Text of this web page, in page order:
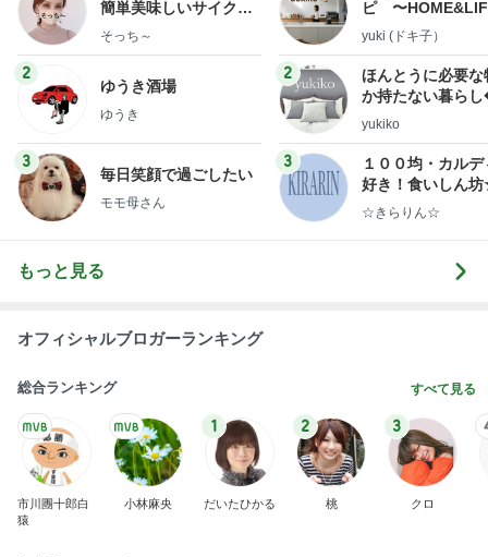
簡単美味しいサイクル
献立
そっち～
2
ゆうき酒場
ゆうき
3
毎日笑顔で過ごしたい
モモ母さん
ピ 〜
yuki (ドキ子）
2
ほんとうに必要な
か持たない暮ら
ep Life Simple◆
yukiko
3
１００均・カルデ
好き！食いしん
らりん☆のブログ
☆きらりん☆
もっと見る
オフィシャルブロガーランキング
総合ランキング すべて見る
市川團十郎白
猿
小林麻央
1
だいたひかる
2
桃
3
クロ